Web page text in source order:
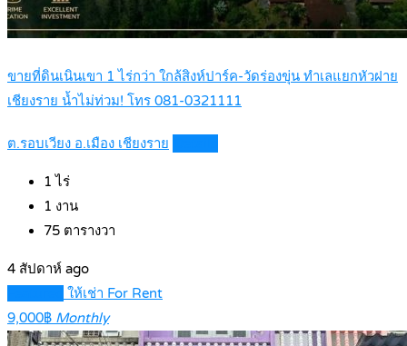
ขายที่ดินเนินเขา 1 ไร่กว่า ใกล้สิงห์ปาร์ค-วัดร่องขุ่น ทำเลแยกหัวฝาย
เชียงราย น้ำไม่ท่วม! โทร 081-0321111
ต.รอบเวียง อ.เมือง เชียงราย
1 ไร่
1 งาน
75 ตารางวา
4 สัปดาห์ ago
ให้เช่า For Rent
9,000฿ Monthly